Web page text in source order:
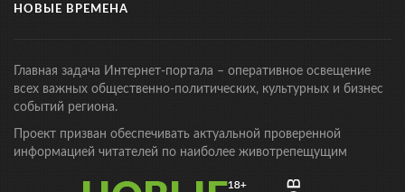
НОВЫЕ ВРЕМЕНА
Главная задача Интернет-портала – оперативное освещение
всех важных общественно-политических, культурных и бизнес
событий региона.
Проект призван обеспечивать актуальной проверенной
информацией читателей по наиболее животрепещущим